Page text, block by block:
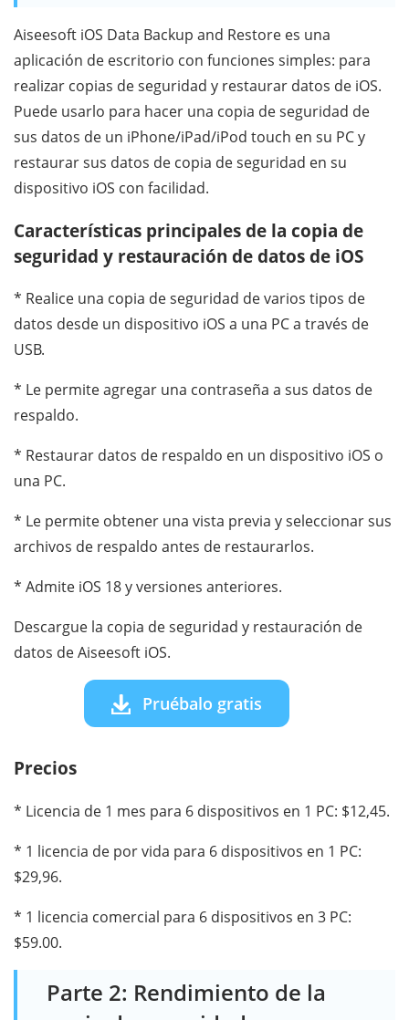
Aiseesoft iOS Data Backup and Restore es una
aplicación de escritorio con funciones simples: para
realizar copias de seguridad y restaurar datos de iOS.
Puede usarlo para hacer una copia de seguridad de
sus datos de un iPhone/iPad/iPod touch en su PC y
restaurar sus datos de copia de seguridad en su
dispositivo iOS con facilidad.
Características principales de la copia de
seguridad y restauración de datos de iOS
* Realice una copia de seguridad de varios tipos de
datos desde un dispositivo iOS a una PC a través de
USB.
* Le permite agregar una contraseña a sus datos de
respaldo.
* Restaurar datos de respaldo en un dispositivo iOS o
una PC.
* Le permite obtener una vista previa y seleccionar sus
archivos de respaldo antes de restaurarlos.
* Admite iOS 18 y versiones anteriores.
Descargue la copia de seguridad y restauración de
datos de Aiseesoft iOS.
Pruébalo gratis
Precios
* Licencia de 1 mes para 6 dispositivos en 1 PC: $12,45.
* 1 licencia de por vida para 6 dispositivos en 1 PC:
$29,96.
* 1 licencia comercial para 6 dispositivos en 3 PC:
$59.00.
Parte 2: Rendimiento de la